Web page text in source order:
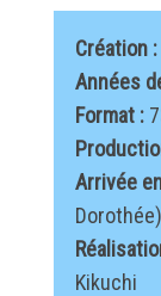
Création :
Années
Format :
Arrivée
Dorothée)
Kikuchi